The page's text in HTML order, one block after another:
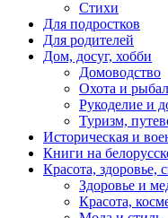
Стихи
Для подростков
Для родителей
Дом, досуг, хобби
Домоводство
Охота и
Рукоделие и
Туризм,
Историческая и
Книги на
Красота, здоровье,
Здоровье и
Красота,